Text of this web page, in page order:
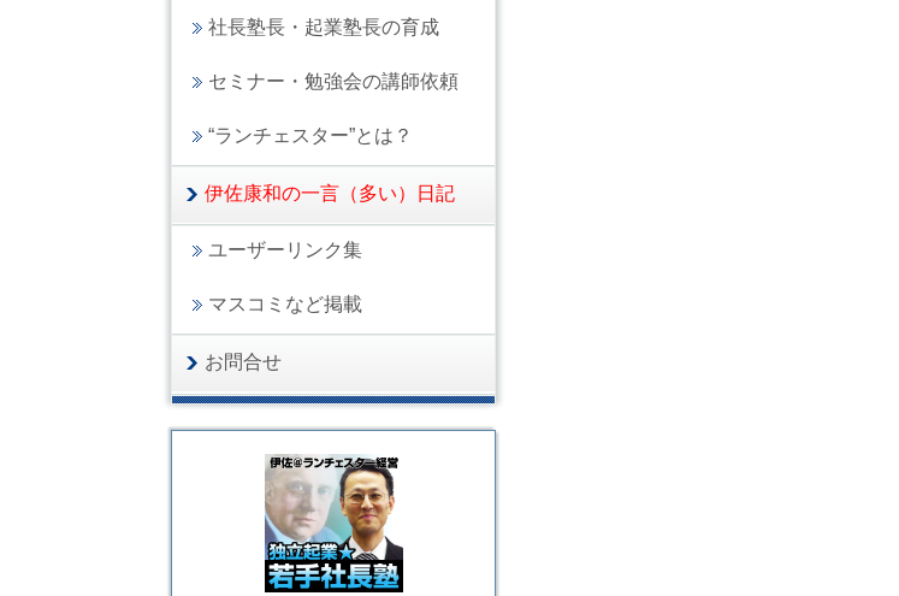
社長塾長・起業塾長の育成
セミナー・勉強会の講師依頼
“ランチェスター”とは？
伊佐康和の一言（多い）日記
ユーザーリンク集
マスコミなど掲載
お問合せ